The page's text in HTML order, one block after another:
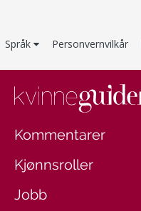
Språk Personvernvilkår
Kommentarer
Kjønnsroller
Jobb